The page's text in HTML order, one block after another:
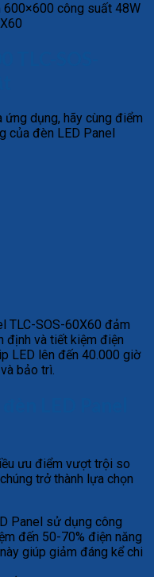
600×600 công suất 48W
dụng, hãy cùng điểm
của đèn LED Panel
TLC-SOS-60X60 đảm
định và tiết kiệm điện
LED lên đến 40.000 giờ
bảo trì.
ưu điểm vượt trội so
trở thành lựa chọn
Panel sử dụng công
đến 50-70% điện năng
giúp giảm đáng kể chi